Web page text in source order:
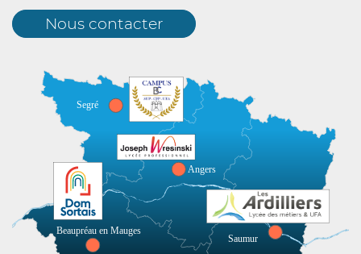
Nous contacter